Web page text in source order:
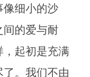
像细小的沙
间的爱与耐
，起初是充满
。我们不由